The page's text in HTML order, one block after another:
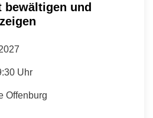
bewältigen und
Uhr
Offenburg